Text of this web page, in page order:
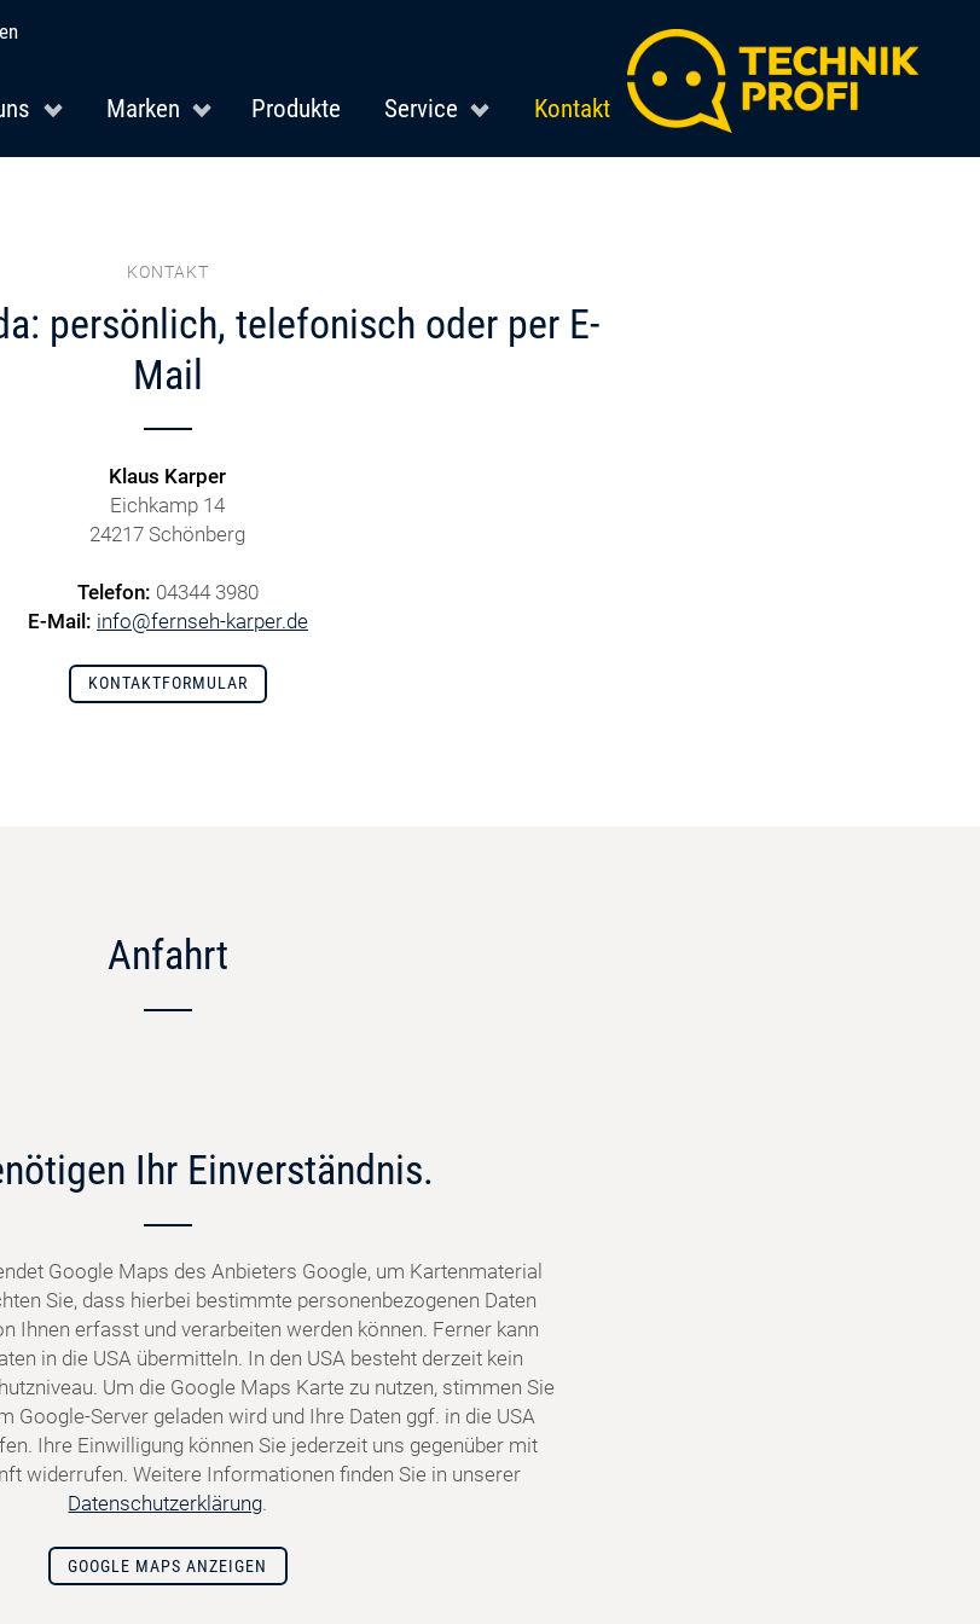
Marken Produkte Service Kontakt
KONTAKT
persönlich, telefonisch oder per E-
Mail
Klaus Karper
Eichkamp 14
24217 Schönberg
Telefon: 04344 3980
E-Mail: info@fernseh-karper.de
KONTAKTFORMULAR
Anfahrt
Ihr Einverständnis.
Google Maps des Anbieters Google, um Kartenmaterial
Sie, dass hierbei bestimmte personenbezogenen Daten
Ihnen erfasst und verarbeiten werden können. Ferner kann
in die USA übermitteln. In den USA besteht derzeit kein
Um die Google Maps Karte zu nutzen, stimmen Sie
Google-Server geladen wird und Ihre Daten ggf. in die USA
Ihre Einwilligung können Sie jederzeit uns gegenüber mit
widerrufen. Weitere Informationen finden Sie in unserer
Datenschutzerklärung.
GOOGLE MAPS ANZEIGEN